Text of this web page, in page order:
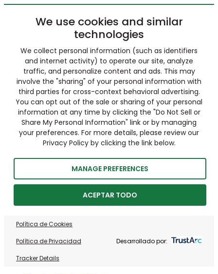
We use cookies and similar
technologies
We collect personal information (such as identifiers
and internet activity) to operate our site, analyze
traffic, and personalize content and ads. This may
involve the "sharing" of your personal information with
third parties for cross-context behavioral advertising.
You can opt out of the sale or sharing of your personal
information at any time by clicking the "Do Not Sell or
Share My Personal Information" link or by managing
your preferences. For more details, please review our
Privacy Policy by clicking the link below.
MANAGE PREFERENCES
ACEPTAR TODO
Política de Cookies
Política de Privacidad
Tracker Details
Desarrollado por: